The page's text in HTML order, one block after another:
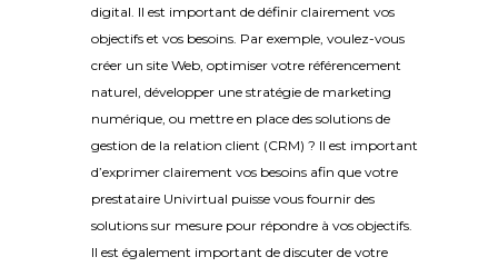
digital. Il est important de définir clairement vos
objectifs et vos besoins. Par exemple, voulez-vous
créer un site Web, optimiser votre référencement
naturel, développer une stratégie de marketing
numérique, ou mettre en place des solutions de
gestion de la relation client (CRM) ? Il est important
d’exprimer clairement vos besoins afin que votre
prestataire Univirtual puisse vous fournir des
solutions sur mesure pour répondre à vos objectifs.
Il est également important de discuter de votre